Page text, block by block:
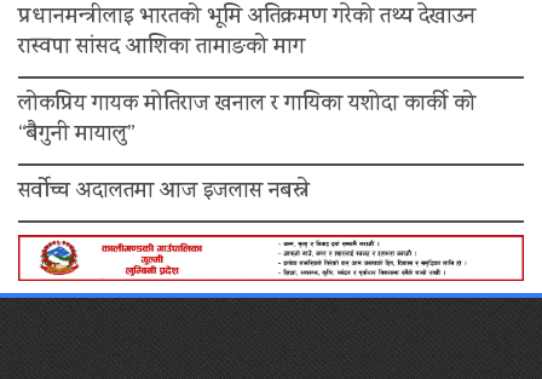
प्रधानमन्त्रीलाइ भारतको भूमि अतिक्रमण गरेको तथ्य देखाउन
रास्वपा सांसद आशिका तामाङको माग
लोकप्रिय गायक मोतिराज खनाल र गायिका यशोदा कार्की को
“बैगुनी मायालु”
सर्वोच्च अदालतमा आज इजलास नबस्ने